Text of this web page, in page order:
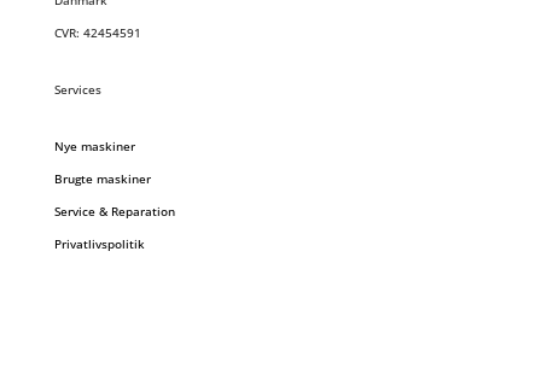
CVR: 42454591
Services
Nye maskiner
Brugte maskiner
Service & Reparation
Privatlivspolitik